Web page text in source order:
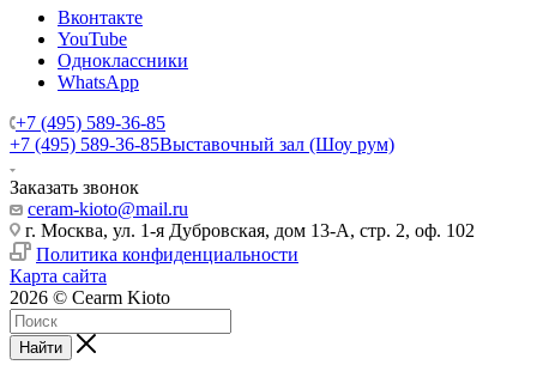
Вконтакте
YouTube
Одноклассники
WhatsApp
+7 (495) 589-36-85
+7 (495) 589-36-85Выставочный зал (Шоу рум)
Заказать звонок
ceram-kioto@mail.ru
г. Москва, ул. 1-я Дубровская, дом 13-А, стр. 2, оф. 102
Политика конфиденциальности
Карта сайта
2026 © Cearm Kioto
Найти